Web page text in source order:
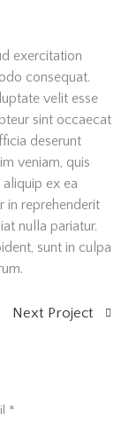
exercitation
consequat.
velit esse
sint occaecat
deserunt
veniam, quis
ex ea
in reprehenderit
nulla pariatur.
sunt in culpa
Next Project